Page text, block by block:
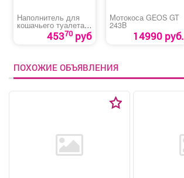
Наполнитель для
кошачьего туалета
«Силикагелевый
45370руб
Мотокоса GEOS GT
243B
14990 руб.
ПОХОЖИЕ ОБЪЯВЛЕНИЯ